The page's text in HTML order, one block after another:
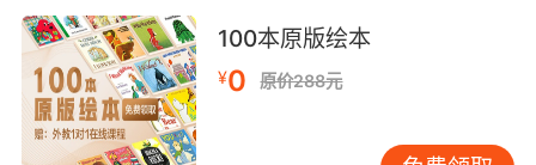
不像考试。 亲子可以轮流当“店员”和“顾客”，用
最简单的句型完成一次买卖：Hello、This one,
please、How much、Thank you。也可以玩“英
语小导演”：孩子用中文讲剧情，家长把其中两句
关键台词换成英文，让孩子负责说出来，再慢慢
100本原版绘本
¥0 原价288元